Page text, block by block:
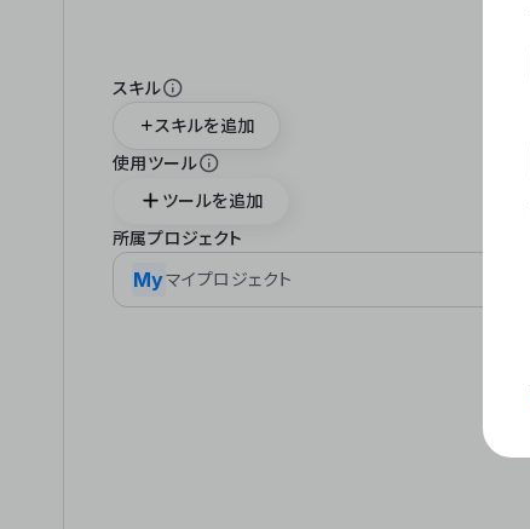
スキル
スキルを追加
使用ツール
ツールを追加
所属プロジェクト
Myマイプロジェクト